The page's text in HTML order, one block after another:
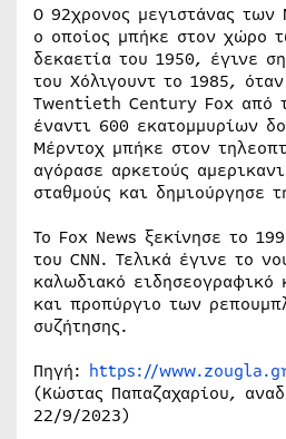
Ο 92χρονος μεγιστάνας
ο οποίος μπήκε στον χώρο
δεκαετία του 1950, έγινε
του Χόλιγουντ το 1985,
Twentieth Century Fox από
έναντι 600 εκατομμυρίων
Μέρντοχ μπήκε στον
αγόρασε αρκετούς
σταθμούς και δημιούργησε
Το Fox News ξεκίνησε το
του CNN. Τελικά έγινε το
καλωδιακό ειδησεογραφικό
και προπύργιο των
συζήτησης.
Πηγή: https://
(Κώστας Παπαζαχαρίου,
22/9/2023)